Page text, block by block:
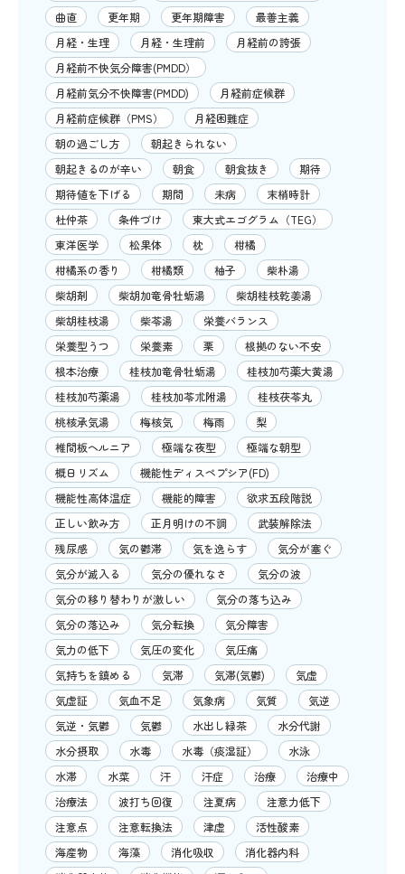
曲直
更年期 更年期障害
最善主義
月経・生理
月経・生理前
月経前の誇張
月経前不快気分障害(PMDD）
月経前気分不快障害(PMDD)
月経前症候群
月経前症候群（PMS）
月経困難症
朝の過ごし方
朝起きられない
朝起きるのが辛い
朝食 朝食抜き
期待
期待値を下げる
期間 未病
末梢時計
杜仲茶
条件づけ
東大式エゴグラム（TEG）
東洋医学
松果体 枕
柑橘
柑橘系の香り
柑橘類 柚子
柴朴湯
柴胡剤
柴胡加竜骨牡蛎湯
柴胡桂枝乾姜湯
柴胡桂枝湯
柴苓湯
栄養バランス
栄養型うつ
栄養素 栗
根拠のない不安
根本治療
桂枝加竜骨牡蛎湯
桂枝加芍薬大黄湯
桂枝加芍薬湯
桂枝加苓朮附湯
桂枝茯苓丸
桃核承気湯
梅核気 梅雨
梨
椎間板ヘルニア
極端な夜型
極端な朝型
概日リズム
機能性ディスペプシア(FD)
機能性高体温症
機能的障害
欲求五段階説
正しい飲み方
正月明けの不調
武装解除法
残尿感
気の鬱滞 気を逸らす
気分が塞ぐ
気分が滅入る
気分の優れなさ
気分の波
気分の移り替わりが激しい
気分の落ち込み
気分の落込み
気分転換
気分障害
気力の低下
気圧の変化
気圧痛
気持ちを鎮める
気滞 気滞(気鬱)
気虚
気虚証
気血不足 気象病 気質
気逆
気逆・気鬱
気鬱 水出し緑茶
水分代謝
水分摂取
水毒 水毒（痰湿証）
水泳
水滞
水菜 汗 汗症 治療
治療中
治療法
波打ち回復 注夏病
注意力低下
注意点
注意転換法 津虚
活性酸素
海産物
海藻 消化吸収
消化器内科